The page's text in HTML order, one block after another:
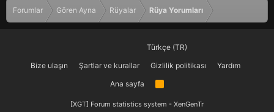
Forumlar Gören Ayna Rüyalar Rüya Yorumları
Türkçe (TR)
Bize ulaşın
Şartlar ve kurallar Gizlilik politikası
Yardım
Ana sayfa
R
[XGT] Forum statistics system - XenGenTr